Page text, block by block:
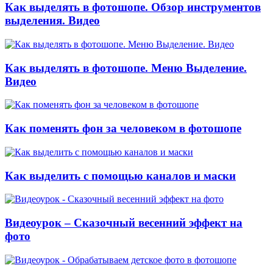
Как выделять в фотошопе. Обзор инструментов
выделения. Видео
Как выделять в фотошопе. Меню Выделение.
Видео
Как поменять фон за человеком в фотошопе
Как выделить с помощью каналов и маски
Видеоурок – Сказочный весенний эффект на
фото